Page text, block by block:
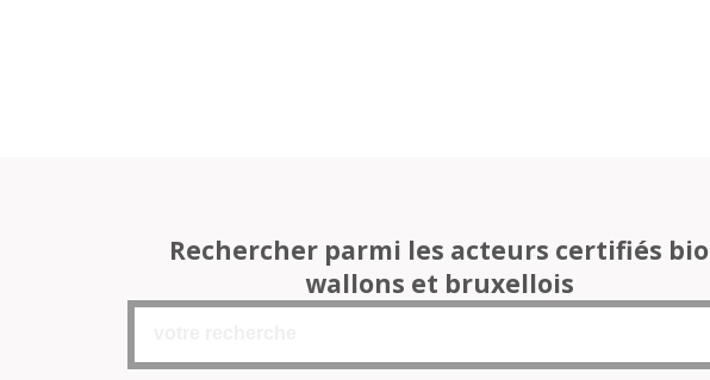
Rechercher parmi les acteurs certifiés bio
wallons et bruxellois